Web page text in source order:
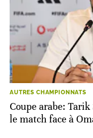
AUTRES CHAMPIONNATS
Coupe arabe:
le match face à